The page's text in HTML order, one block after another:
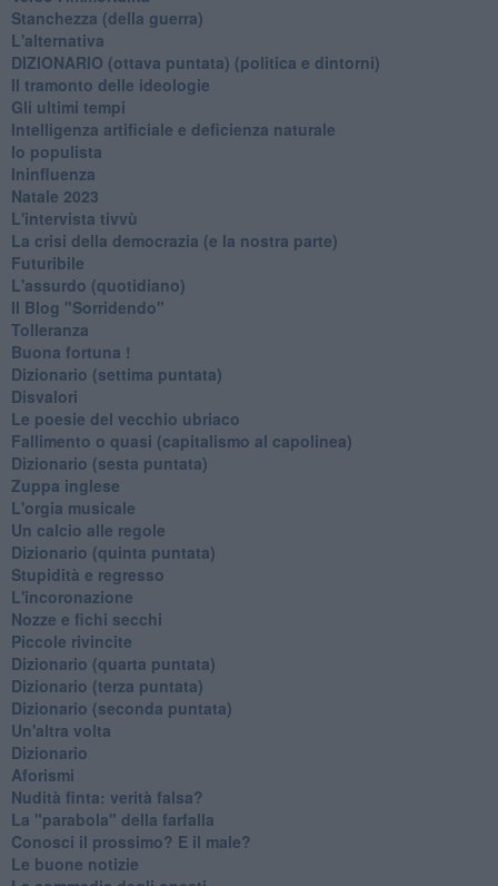
Stanchezza (della guerra)
L'alternativa
​DIZIONARIO (ottava puntata) (politica e dintorni)
Il tramonto delle ideologie
Gli ultimi tempi
Intelligenza artificiale e deficienza naturale
Io populista
Ininfluenza
Natale 2023
L'intervista tivvù
La crisi della democrazia (e la nostra parte)
Futuribile
L'assurdo (quotidiano)
Il Blog "Sorridendo"
Tolleranza
Buona fortuna !
​Dizionario (settima puntata)
Disvalori
Le poesie del vecchio ubriaco
Fallimento o quasi (capitalismo al capolinea)
Dizionario (sesta puntata)
Zuppa inglese
L'orgia musicale
Un calcio alle regole
Dizionario (quinta puntata)
Stupidità e regresso
L'incoronazione
Nozze e fichi secchi
Piccole rivincite
​Dizionario (quarta puntata)
​Dizionario (terza puntata)
​Dizionario (seconda puntata)
Un'altra volta
Dizionario
Aforismi
Nudità finta: verità falsa?
La "parabola" della farfalla
Conosci il prossimo? E il male?
Le buone notizie